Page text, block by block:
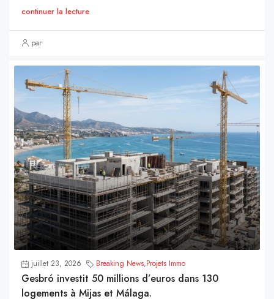
continuer la lecture
par
juillet 23, 2026 Breaking News,Projets Immo
Gesbró investit 50 millions d’euros dans 130
logements à Mijas et Málaga.